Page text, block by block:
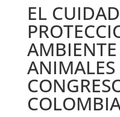
EL
ANIMALES